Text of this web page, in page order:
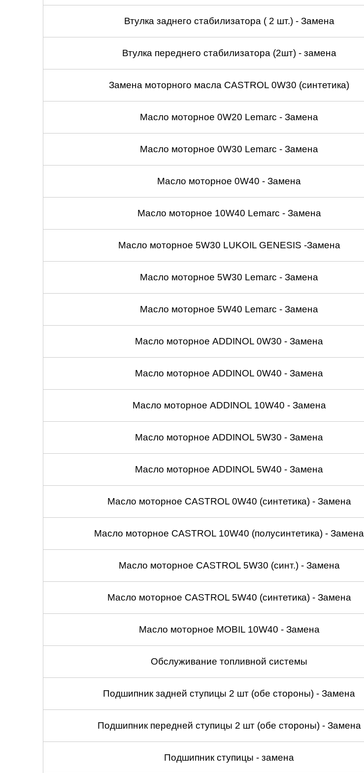
Втулка заднего стабилизатора ( 2 шт.) - Замена
Втулка переднего стабилизатора (2шт) - замена
Замена моторного масла CASTROL 0W30 (синтетика)
Масло моторное 0W20 Lemarc - Замена
Масло моторное 0W30 Lemarc - Замена
Масло моторное 0W40 - Замена
Масло моторное 10W40 Lemarc - Замена
Масло моторное 5W30 LUKOIL GENESIS -Замена
Масло моторное 5W30 Lemarc - Замена
Масло моторное 5W40 Lemarc - Замена
Масло моторное ADDINOL 0W30 - Замена
Масло моторное ADDINOL 0W40 - Замена
Масло моторное ADDINOL 10W40 - Замена
Масло моторное ADDINOL 5W30 - Замена
Масло моторное ADDINOL 5W40 - Замена
Масло моторное CASTROL 0W40 (синтетика) - Замена
Масло моторное CASTROL 10W40 (полусинтетика) - Замена
Масло моторное CASTROL 5W30 (синт.) - Замена
Масло моторное CASTROL 5W40 (синтетика) - Замена
Масло моторное MOBIL 10W40 - Замена
Обслуживание топливной системы
Подшипник задней ступицы 2 шт (обе стороны) - Замена
Подшипник передней ступицы 2 шт (обе стороны) - Замена
Подшипник ступицы - замена